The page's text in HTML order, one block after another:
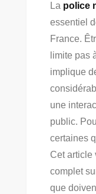
La police
essentiel
France.
limite pas
implique
une
public.
certaines
Cet article
complet
que